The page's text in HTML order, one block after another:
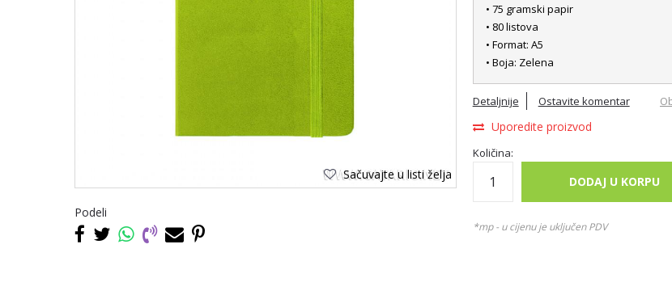
Sačuvajte u listi želja
Podeli
• 75 gramski papir
• 80 listova
• Format: A5
• Boja: Zelena
Detaljnije Ostavite komentar
Uporedite proizvod
Količina:
DODAJ U KORPU
*mp - u cijenu je uključen PDV